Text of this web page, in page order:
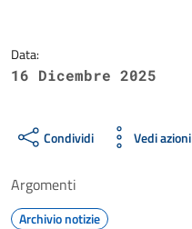
Data:
16 Dicembre 2025
Condividi Vedi azioni
Argomenti
Archivio notizie